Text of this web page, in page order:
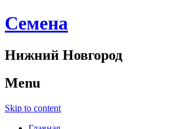
Cемена
Нижний Новгород
Menu
Skip to content